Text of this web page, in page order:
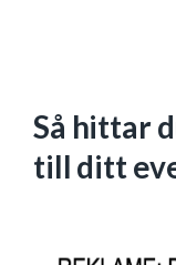
Så hittar
till ditt